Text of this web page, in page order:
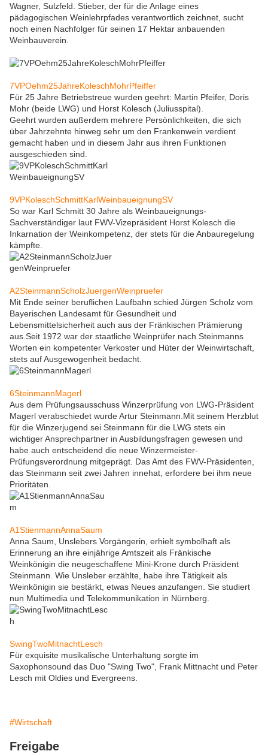
Wagner, Sulzfeld. Stieber, der für die Anlage eines
pädagogischen Weinlehrpfades verantwortlich zeichnet, sucht
noch einen Nachfolger für seinen 17 Hektar anbauenden
Weinbauverein.
7VPOehm25JahreKoleschMohrPfeiffer
Für 25 Jahre Betriebstreue wurden geehrt: Martin Pfeifer, Doris
Mohr (beide LWG) und Horst Kolesch (Juliusspital).
Geehrt wurden außerdem mehrere Persönlichkeiten, die sich
über Jahrzehnte hinweg sehr um den Frankenwein verdient
gemacht haben und in diesem Jahr aus ihren Funktionen
ausgeschieden sind.
9VPKoleschSchmittKarlWeinbaueignungSV
So war Karl Schmitt 30 Jahre als Weinbaueignungs-
Sachverständiger laut FWV-Vizepräsident Horst Kolesch die
Inkarnation der Weinkompetenz, der stets für die Anbauregelung
kämpfte.
A2SteinmannScholzJuergenWeinpruefer
Mit Ende seiner beruflichen Laufbahn schied Jürgen Scholz vom
Bayerischen Landesamt für Gesundheit und
Lebensmittelsicherheit auch aus der Fränkischen Prämierung
aus.Seit 1972 war der staatliche Weinprüfer nach Steinmanns
Worten ein kompetenter Verkoster und Hüter der Weinwirtschaft,
stets auf Ausgewogenheit bedacht.
6SteinmannMagerl
Aus dem Prüfungsausschuss Winzerprüfung von LWG-Präsident
Magerl verabschiedet wurde Artur Steinmann.Mit seinem Herzblut
für die Winzerjugend sei Steinmann für die LWG stets ein
wichtiger Ansprechpartner in Ausbildungsfragen gewesen und
habe auch entscheidend die neue Winzermeister-
Prüfungsverordnung mitgeprägt. Das Amt des FWV-Präsidenten,
das Steinmann seit zwei Jahren innehat, erfordere bei ihm neue
Prioritäten.
A1StienmannAnnaSaum
Anna Saum, Unslebers Vorgängerin, erhielt symbolhaft als
Erinnerung an ihre einjährige Amtszeit als Fränkische
Weinkönigin die neugeschaffene Mini-Krone durch Präsident
Steinmann. Wie Unsleber erzählte, habe ihre Tätigkeit als
Weinkönigin sie bestärkt, etwas Neues anzufangen. Sie studiert
nun Multimedia und Telekommunikation in Nürnberg.
SwingTwoMitnachtLesch
Für exquisite musikalische Unterhaltung sorgte im
Saxophonsound das Duo "Swing Two", Frank Mittnacht und Peter
Lesch mit Oldies und Evergreens.
#Wirtschaft
Freigabe